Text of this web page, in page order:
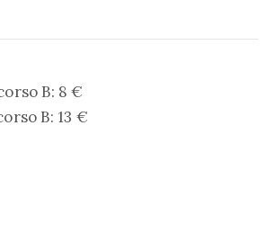
B: 8 €
B: 13 €